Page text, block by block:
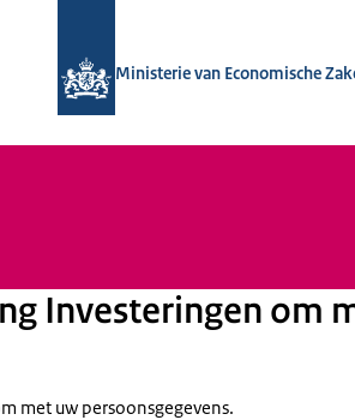
Ministerie van Economische
Investeringen om
met uw persoonsgegevens.